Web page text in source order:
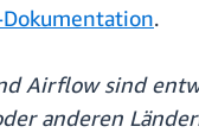
.
Airflow sind
anderen